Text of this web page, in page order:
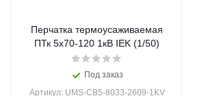
Перчатка термоусаживаемая
ПТк 5х70-120 1кВ IEK (1/50)
Под заказ
Артикул: UMS-CB5-8033-2609-1KV